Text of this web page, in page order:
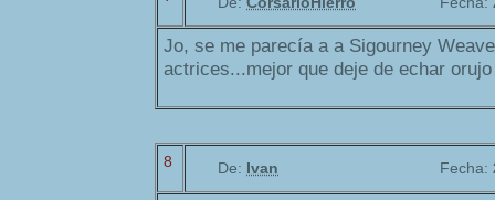
Jo, se me parecía a a Sigourney
actrices...mejor que deje de echar
8 De: Ivan Fecha: